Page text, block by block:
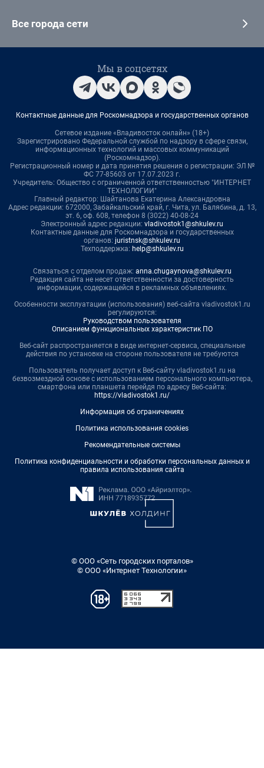
Все города сети
Мы в соцсетях
Контактные данные для Роскомнадзора и государственных органов
Сетевое издание «Владивосток онлайн» (18+)
Зарегистрировано Федеральной службой по надзору в сфере связи,
информационных технологий и массовых коммуникаций
(Роскомнадзор).
Регистрационный номер и дата принятия решения о регистрации: ЭЛ №
ФС 77-85603 от 17.07.2023 г.
Учредитель: Общество с ограниченной ответственностью "ИНТЕРНЕТ
ТЕХНОЛОГИИ"
Главный редактор: Шайтанова Екатерина Александровна
Адрес редакции: 672000, Забайкальский край, г. Чита, ул. Балябина, д. 13,
эт. 6, оф. 608, телефон 8 (3022) 40-08-24
Электронный адрес редакции: vladivostok1@shkulev.ru
Контактные данные для Роскомнадзора и государственных
органов: juristnsk@shkulev.ru
Техподдержка: help@shkulev.ru
Связаться с отделом продаж: anna.chugaynova@shkulev.ru
Редакция сайта не несет ответственности за достоверность
информации, содержащейся в рекламных объявлениях.
Особенности эксплуатации (использования) веб-сайта vladivostok1.ru
регулируются:
Руководством пользователя
Описанием функциональных характеристик ПО
Веб-сайт распространяется в виде интернет-сервиса, специальные
действия по установке на стороне пользователя не требуются
Пользователь получает доступ к Веб-сайту vladivostok1.ru на
безвозмездной основе с использованием персонального компьютера,
смартфона или планшета перейдя по адресу Веб-сайта:
https://vladivostok1.ru/
Информация об ограничениях
Политика использования cookies
Рекомендательные системы
Политика конфиденциальности и обработки персональных данных и
правила использования сайта
© ООО «Сеть городских порталов»
© ООО «Интернет Технологии»